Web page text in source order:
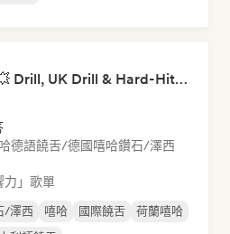
It's a Trap! 💥 Drill, UK Drill & Hard-Hitting Trap
德語饒舌/德國嘻哈鑽石/澤西
力」歌單
/澤西 嘻哈 國際饒舌
荷蘭嘻哈